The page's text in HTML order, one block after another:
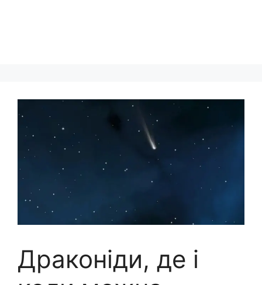
Драконіди, де і